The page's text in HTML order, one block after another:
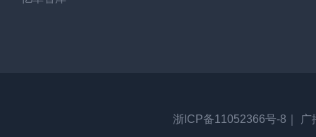
浙ICP备11052366号-8｜ 广